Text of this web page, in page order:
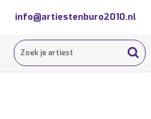
info@artiestenburo2010.nl